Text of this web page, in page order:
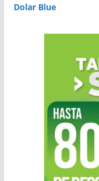
Dolar Blue